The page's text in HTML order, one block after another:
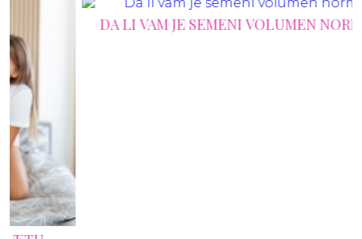
DA LI VAM JE SEMENI VOLUMEN NORMALAN?